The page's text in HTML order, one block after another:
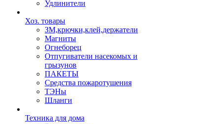
Удлинители
Хоз. товары
ЗМ,крючки,клей,держатели
Магниты
Огнеборец
Отпугиватели насекомых и
грызунов
ПАКЕТЫ
Средства пожаротушения
ТЭНы
Шланги
Техника для дома